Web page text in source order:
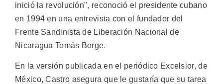
inició la revolución", reconoció el presidente cubano
en 1994 en una entrevista con el fundador del
Frente Sandinista de Liberación Nacional de
Nicaragua Tomás Borge.
En la versión publicada en el periódico Excelsior, de
México, Castro asegura que le gustaría que su tarea